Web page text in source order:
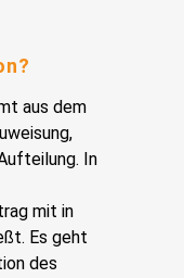
aus dem
In
mit in
Es geht
des